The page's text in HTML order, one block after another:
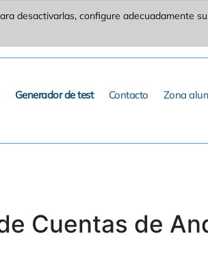
desactivarlas, configure adecuadamente su
Generador de test Contacto Zona
Cuentas de